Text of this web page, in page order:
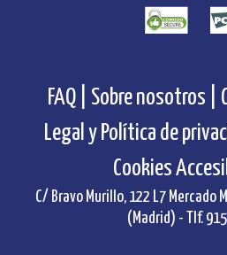
FAQ | Sobre nosotros |
Legal y Política de
Cookies
C/ Bravo Murillo, 122 L7 Mercado
(Madrid) - Tlf.